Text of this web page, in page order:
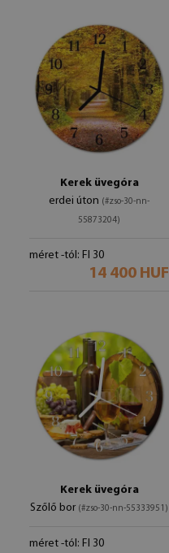
Kerek üvegóra
erdei úton (#zso-30-nn-
55873204)
méret -tól: FI 30
14 400 HUF
Kerek üvegóra
Szőlő bor (#zso-30-nn-55333951)
méret -tól: FI 30